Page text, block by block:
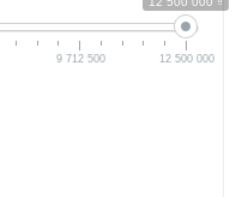
9 712 500 12 500 000